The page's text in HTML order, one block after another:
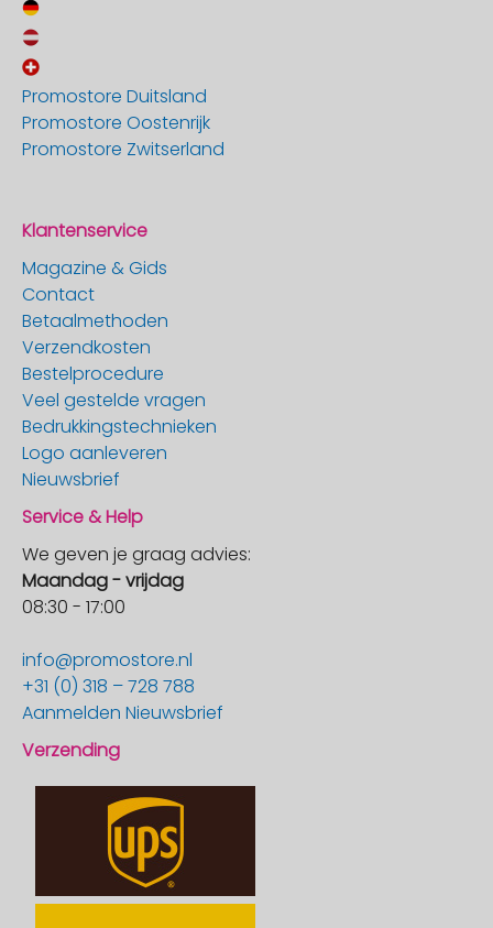
Promostore Duitsland
Promostore Oostenrijk
Promostore Zwitserland
Klantenservice
Magazine & Gids
Contact
Betaalmethoden
Verzendkosten
Bestelprocedure
Veel gestelde vragen
Bedrukkingstechnieken
Logo aanleveren
Nieuwsbrief
Service & Help
We geven je graag advies:
Maandag - vrijdag
08:30 - 17:00
info@promostore.nl
+31 (0) 318 – 728 788
Aanmelden Nieuwsbrief
Verzending